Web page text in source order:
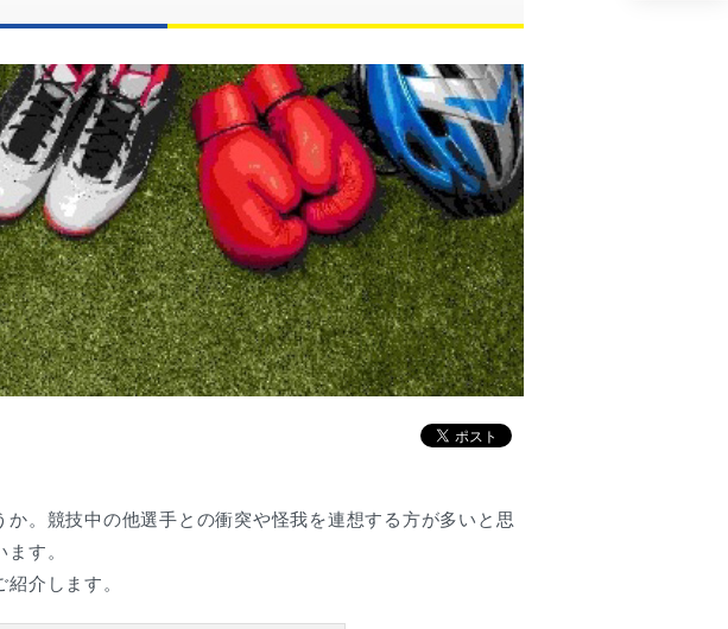
。競技中の他選手との衝突や怪我を連想する方が多いと思
す。
介します。